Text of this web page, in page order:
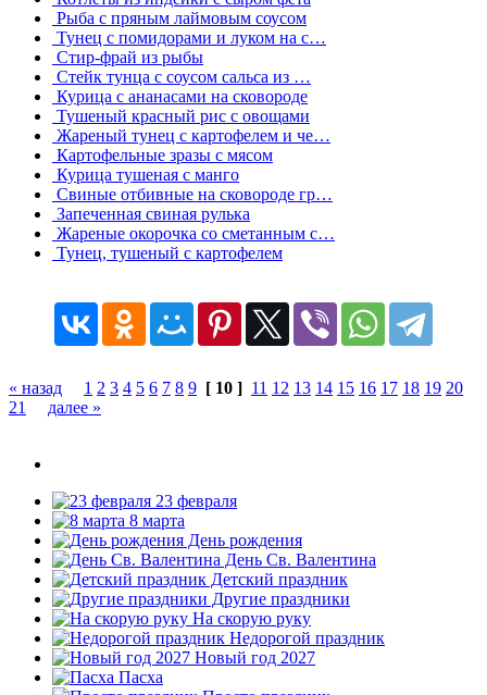
Рыба с пряным лаймовым соусом
Тунец с помидорами и луком на с…
Стир-фрай из рыбы
Стейк тунца с соусом сальса из …
Курица с ананасами на сковороде
Тушеный красный рис с овощами
Жареный тунец с картофелем и че…
Картофельные зразы с мясом
Курица тушеная с манго
Свиные отбивные на сковороде гр…
Запеченная свиная рулька
Жареные окорочка со сметанным с…
Тунец, тушеный с картофелем
« назад 1 2 3 4 5 6 7 8 9 [ 10 ] 11 12 13 14 15 16 17 18 19 20
21
далее »
23 февраля
8 марта
День рождения
День Св. Валентина
Детский праздник
Другие праздники
На скорую руку
Недорогой праздник
Новый год 2027
Пасха